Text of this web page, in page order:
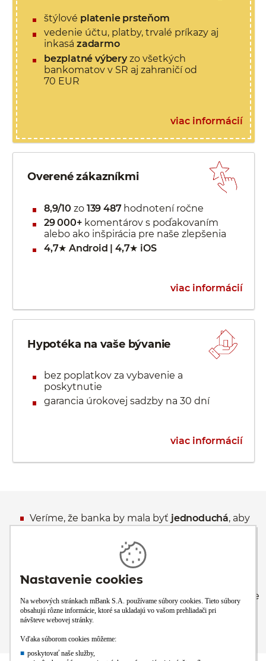
štýlové platenie prsteňom
vedenie účtu, platby, trvalé príkazy aj
inkasá zadarmo
bezplatné výberyzo všetkých
bankomatov v SR aj zahraničí od
70 EUR
viac informácií
Overené zákazníkmi
8,9/10 zo 139 487hodnotení ročne
29 000+komentárov s poďakovaním
alebo ako inšpirácia pre naše zlepšenia
4,7★ Android | 4,7★ iOS
viac informácií
Hypotéka na vaše bývanie
bez poplatkov za vybavenie a
poskytnutie
garancia úrokovej sadzby na 30 dní
viac informácií
Veríme, že banka by mala byť jednoduchá, aby
Veríme, že banka by mala byť
dnes mali po ruke šikovné riešenie toho, čo sa
vám ešte včera mohlo zdať zložité.
Veríme, že banka má byť
tam, kde ste vy
, aby ste
naše služby využívali vždy, keď práve
potrebujete.